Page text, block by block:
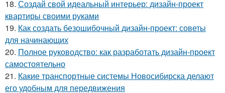
18. Создай свой идеальный интерьер: дизайн-проект
квартиры своими руками
19. Как создать безошибочный дизайн-проект: советы
для начинающих
20. Полное руководство: как разработать дизайн-проект
самостоятельно
21. Какие транспортные системы Новосибирска делают
его удобным для передвижения